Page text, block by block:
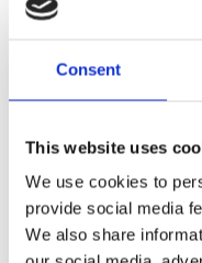
Consent
This website uses
We use cookies to
provide social media
We also share
door latch; enabling
Dela med dig
F
a
c
e
b